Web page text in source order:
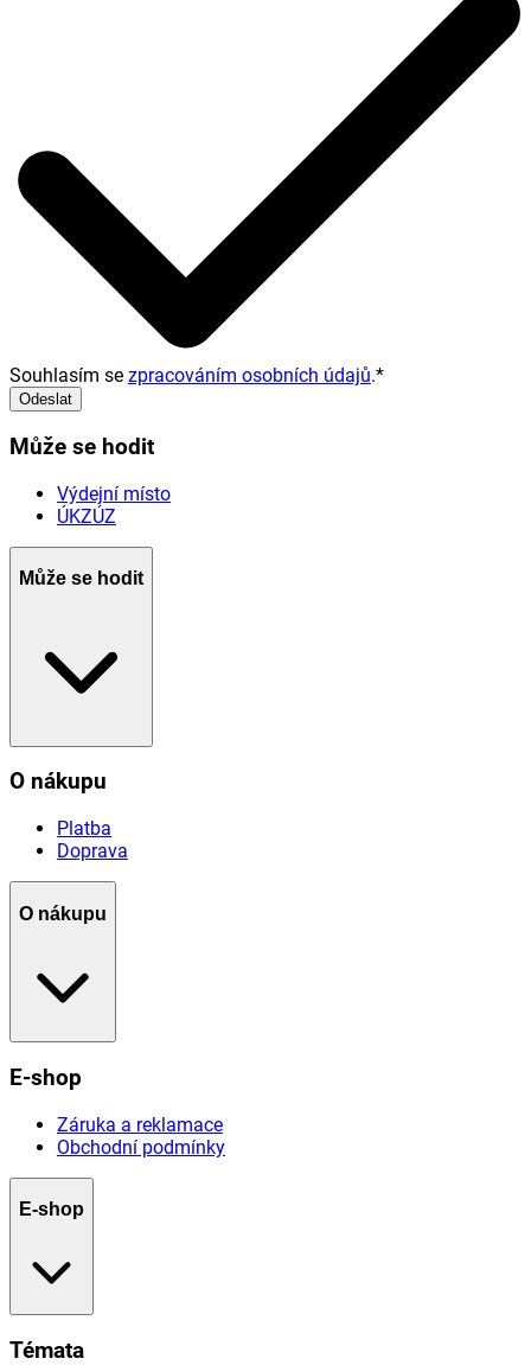
Souhlasím se zpracováním osobních údajů.*
Odeslat
Může se hodit
Výdejní místo
ÚKZÚZ
Může se hodit
O nákupu
Platba
Doprava
O nákupu
E-shop
Záruka a reklamace
Obchodní podmínky
E-shop
Témata